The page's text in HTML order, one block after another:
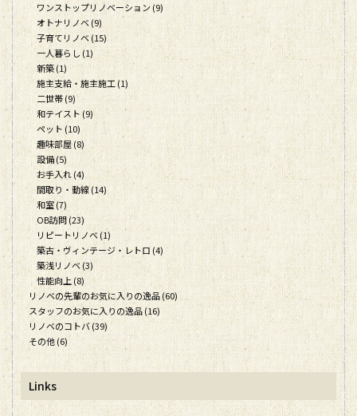
ワンストップリノベーション (9)
オトナリノベ (9)
子育てリノベ (15)
一人暮らし (1)
新築 (1)
施主支給・施主施工 (1)
二世帯 (9)
和テイスト (9)
ペット (10)
趣味部屋 (8)
設備 (5)
お手入れ (4)
間取り・動線 (14)
和室 (7)
OB訪問 (23)
リピートリノベ (1)
築古・ヴィンテージ・レトロ (4)
築浅リノベ (3)
性能向上 (8)
リノベの先輩のお気に入りの逸品 (60)
スタッフのお気に入りの逸品 (16)
リノベのコトバ (39)
その他 (6)
Links